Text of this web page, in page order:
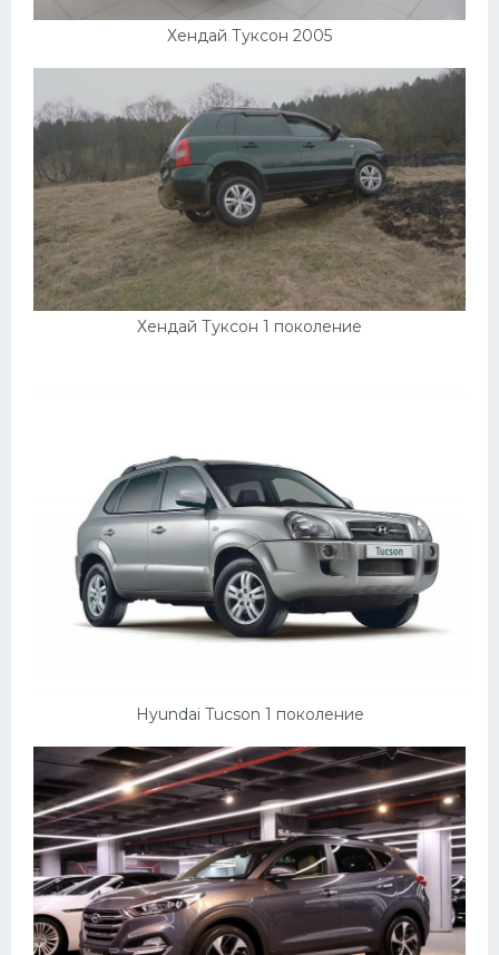
Хендай Туксон 2005
Хендай Туксон 1 поколение
Hyundai Tucson 1 поколение